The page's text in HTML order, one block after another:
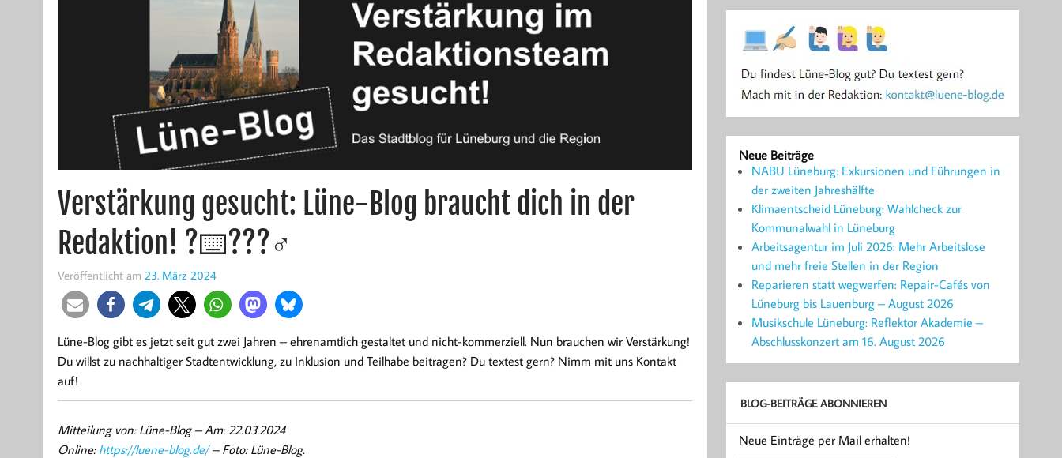
Verstärkung gesucht: Lüne-Blog braucht dich in der
Redaktion! ?⌨️???‍♂️
Veröffentlicht am 23. März 2024
Lüne-Blog gibt es jetzt seit gut zwei Jahren – ehrenamtlich gestaltet und nicht-kommerziell. Nun brauchen wir Verstärkung!
Du willst zu nachhaltiger Stadtentwicklung, zu Inklusion und Teilhabe beitragen? Du textest gern? Nimm mit uns Kontakt
auf!
Mitteilung von: Lüne-Blog –Am: 22.03.2024
Online: https://luene-blog.de/– Foto: Lüne-Blog.
Neue Beiträge
NABU Lüneburg: Exkursionen und Führungen in
der zweiten Jahreshälfte
Klimaentscheid Lüneburg: Wahlcheck zur
Kommunalwahl in Lüneburg
Arbeitsagentur im Juli 2026: Mehr Arbeitslose
und mehr freie Stellen in der Region
Reparieren statt wegwerfen: Repair-Cafés von
Lüneburg bis Lauenburg – August 2026
Musikschule Lüneburg: Reflektor Akademie –
Abschlusskonzert am 16. August 2026
BLOG-BEITRÄGE ABONNIEREN
Neue Einträge per Mail erhalten!